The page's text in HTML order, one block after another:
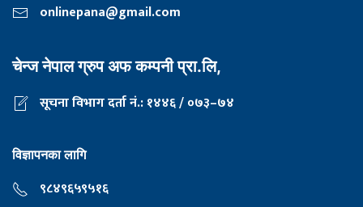
onlinepana@gmail.com
चेन्ज नेपाल ग्रुप अफ कम्पनी प्रा.लि,
सूचना विभाग दर्ता नं.: १४४६ / ०७३–७४
विज्ञापनका लागि
९८४९६५९५१६